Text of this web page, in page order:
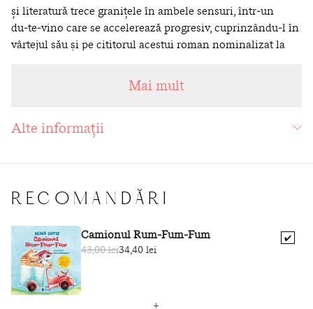
șiliteratură trece granițele în ambele sensuri, într‑un
du‑te‑vino care se accelerează progresiv, cuprinzându‑l în
vârtejul său și pe cititorulacestui roman nominalizat la
„Este un tur de forță perfect. O carte minunată, de o
originalitate incredibilă.“
– Arnaud Viviant în revistaTransfuge
Éric Reinhardt (n. 1965) a debutat în 1998 cu romanul
proză scurtă, piese de teatru, texte despre artă. A primit
romanul din 2014 L’Amour et les Forêts
Mai mult
Alte informații
RECOMANDĂRI
✔️
Camionul Rum-Fum-Fum
43,00 lei34,40 lei